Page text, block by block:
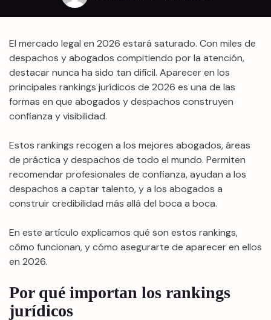
El mercado legal en 2026 estará saturado. Con miles de
despachos y abogados compitiendo por la atención,
destacar nunca ha sido tan difícil. Aparecer en los
principales rankings jurídicos de 2026 es una de las
formas en que abogados y despachos construyen
confianza y visibilidad.
Estos rankings recogen a los mejores abogados, áreas
de práctica y despachos de todo el mundo. Permiten
recomendar profesionales de confianza, ayudan a los
despachos a captar talento, y a los abogados a
construir credibilidad más allá del boca a boca.
En este artículo explicamos qué son estos rankings,
cómo funcionan, y cómo asegurarte de aparecer en ellos
en 2026.
Por qué importan los rankings
jurídicos